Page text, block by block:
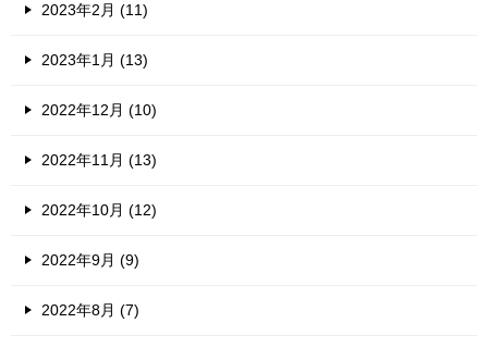
2023年2月 (11)
2023年1月 (13)
2022年12月 (10)
2022年11月 (13)
2022年10月 (12)
2022年9月 (9)
2022年8月 (7)